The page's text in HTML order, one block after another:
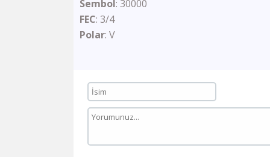
Sembol: 30000
FEC: 3/4
Polar: V